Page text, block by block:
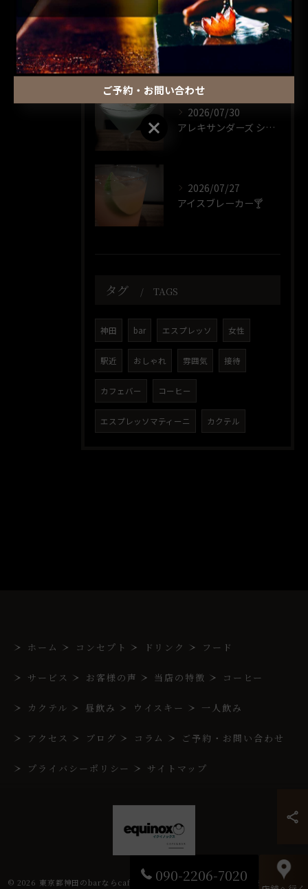
2026/07/30
2026/07/30
アレキサンダーズ シスター🍸️
2026/07/27
アイスブレーカー🍸️
タグ TAGS
神田 bar エスプレッソ 女性
駅近 おしゃれ 雰囲気 接待
カフェバー コーヒー
エスプレッソマティーニ カクテル
090-2206-7020
ホーム コンセプト ドリンク フード
サービス お客様の声 当店の特徴 コーヒー
カクテル 昼飲み ウイスキー 一人飲み
アクセス ブログ コラム ご予約・お問い合わせ
プライバシーポリシー サイトマップ
© 2026 東京都神田のbarならcafe&bar equinox ALL RIGHTS RESERVED.
ご予約・お問い合わせ
ご予約・お問い合わせ